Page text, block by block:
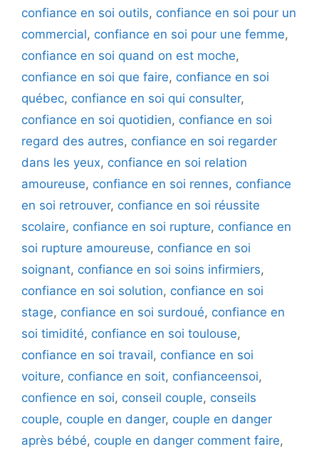
confiance en soi outils, confiance en soi pour un
commercial, confiance en soi pour une femme,
confiance en soi quand on est moche,
confiance en soi que faire, confiance en soi
québec, confiance en soi qui consulter,
confiance en soi quotidien, confiance en soi
regard des autres, confiance en soi regarder
dans les yeux, confiance en soi relation
amoureuse, confiance en soi rennes, confiance
en soi retrouver, confiance en soi réussite
scolaire, confiance en soi rupture, confiance en
soi rupture amoureuse, confiance en soi
soignant, confiance en soi soins infirmiers,
confiance en soi solution, confiance en soi
stage, confiance en soi surdoué, confiance en
soi timidité, confiance en soi toulouse,
confiance en soi travail, confiance en soi
voiture, confiance en soit, confianceensoi,
confience en soi, conseil couple, conseils
couple, couple en danger, couple en danger
après bébé, couple en danger comment faire,